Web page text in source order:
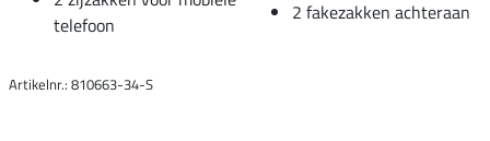
telefoon
2 fakezakken achteraan
Artikelnr.: 810663-34-S